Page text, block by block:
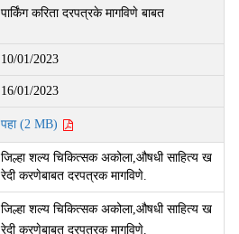
पार्किंग करिता दरपत्रके मागविणे बाबत
10/01/2023
16/01/2023
पहा (2 MB)
जिल्हा शल्य चिकित्सक अकोला,औषधी साहित्य ख
रेदी करणेबाबत दरपत्रक मागविणे.
जिल्हा शल्य चिकित्सक अकोला,औषधी साहित्य ख
रेदी करणेबाबत दरपत्रक मागविणे.